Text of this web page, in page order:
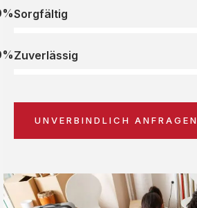
Sorgfältig
Zuverlässig
UNVERBINDLICH ANFRAGEN